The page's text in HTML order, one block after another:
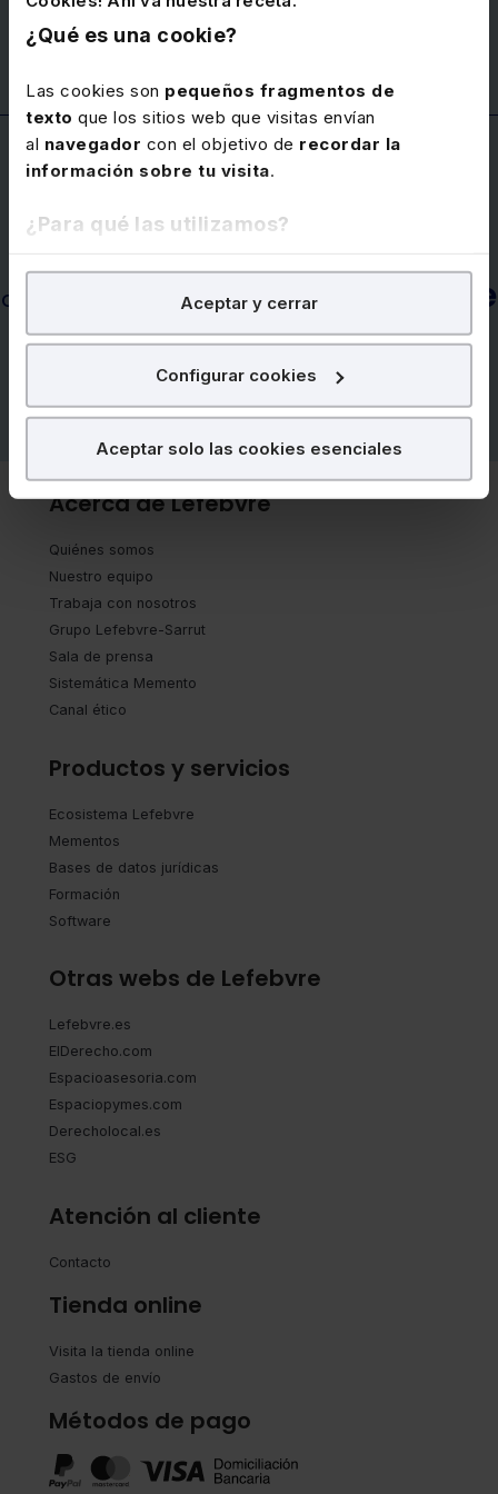
¿Qué es una cookie?
Las cookies son pequeños fragmentos de
texto que los sitios web que visitas envían
al navegador con el objetivo de recordar la
información sobre tu visita.
¿Para qué las utilizamos?
En Lefebvre utilizamos las cookies confines
para tratar demejorar tu experiencia
nuestra página web. También con fines publicitarios,
¿Qué puedes hacer?
Puedesaceptarlas cookies para que tu
Puedesaceptar solo las esenciales
denegar todas las cookies excepto aquellas
imprescindibles.
También puedesconfigurar
seleccionar solo aquellas que quieras permitir en tu
navegador. Si no seleccionas ninguna utilizaremos las
que sean indispensables para la navegación.
Saber más acerca de las cookies
Aceptar y cerrar
Configurar cookies
Aceptar solo las cookies esenciales
de nuestros cursos elearning a través de
FUNDAE
de acceso a los cursos webinar
durante
seis mesesdesde la compra
Acerca de Lefebvre
Quiénes somos
Nuestro equipo
Trabaja con nosotros
Grupo Lefebvre-Sarrut
Sala de prensa
Sistemática Memento
Canal ético
Productos y servicios
Ecosistema Lefebvre
Mementos
Bases de datos jurídicas
Formación
Software
Otras webs de Lefebvre
Lefebvre.es
ElDerecho.com
Espacioasesoria.com
Espaciopymes.com
Derecholocal.es
ESG
Atención al cliente
Contacto
Tienda online
Visita la tienda online
Gastos de envío
Métodos de pago